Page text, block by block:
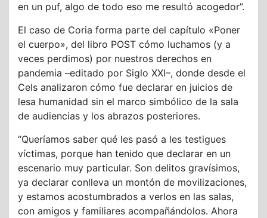
en un puf, algo de todo eso me resultó acogedor”.
El caso de Coria forma parte del capítulo «Poner
el cuerpo», del libro POST cómo luchamos (y a
veces perdimos) por nuestros derechos en
pandemia –editado por Siglo XXI–, donde desde el
Cels analizaron cómo fue declarar en juicios de
lesa humanidad sin el marco simbólico de la sala
de audiencias y los abrazos posteriores.
“Queríamos saber qué les pasó a les testigues
víctimas, porque han tenido que declarar en un
escenario muy particular. Son delitos gravísimos,
ya declarar conlleva un montón de movilizaciones,
y estamos acostumbrados a verlos en las salas,
con amigos y familiares acompañándolos. Ahora